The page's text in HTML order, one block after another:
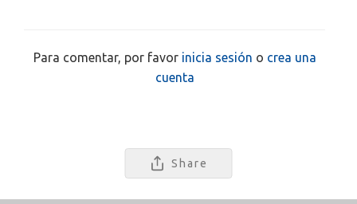
Para comentar, por favor inicia sesión o crea una
cuenta
Share